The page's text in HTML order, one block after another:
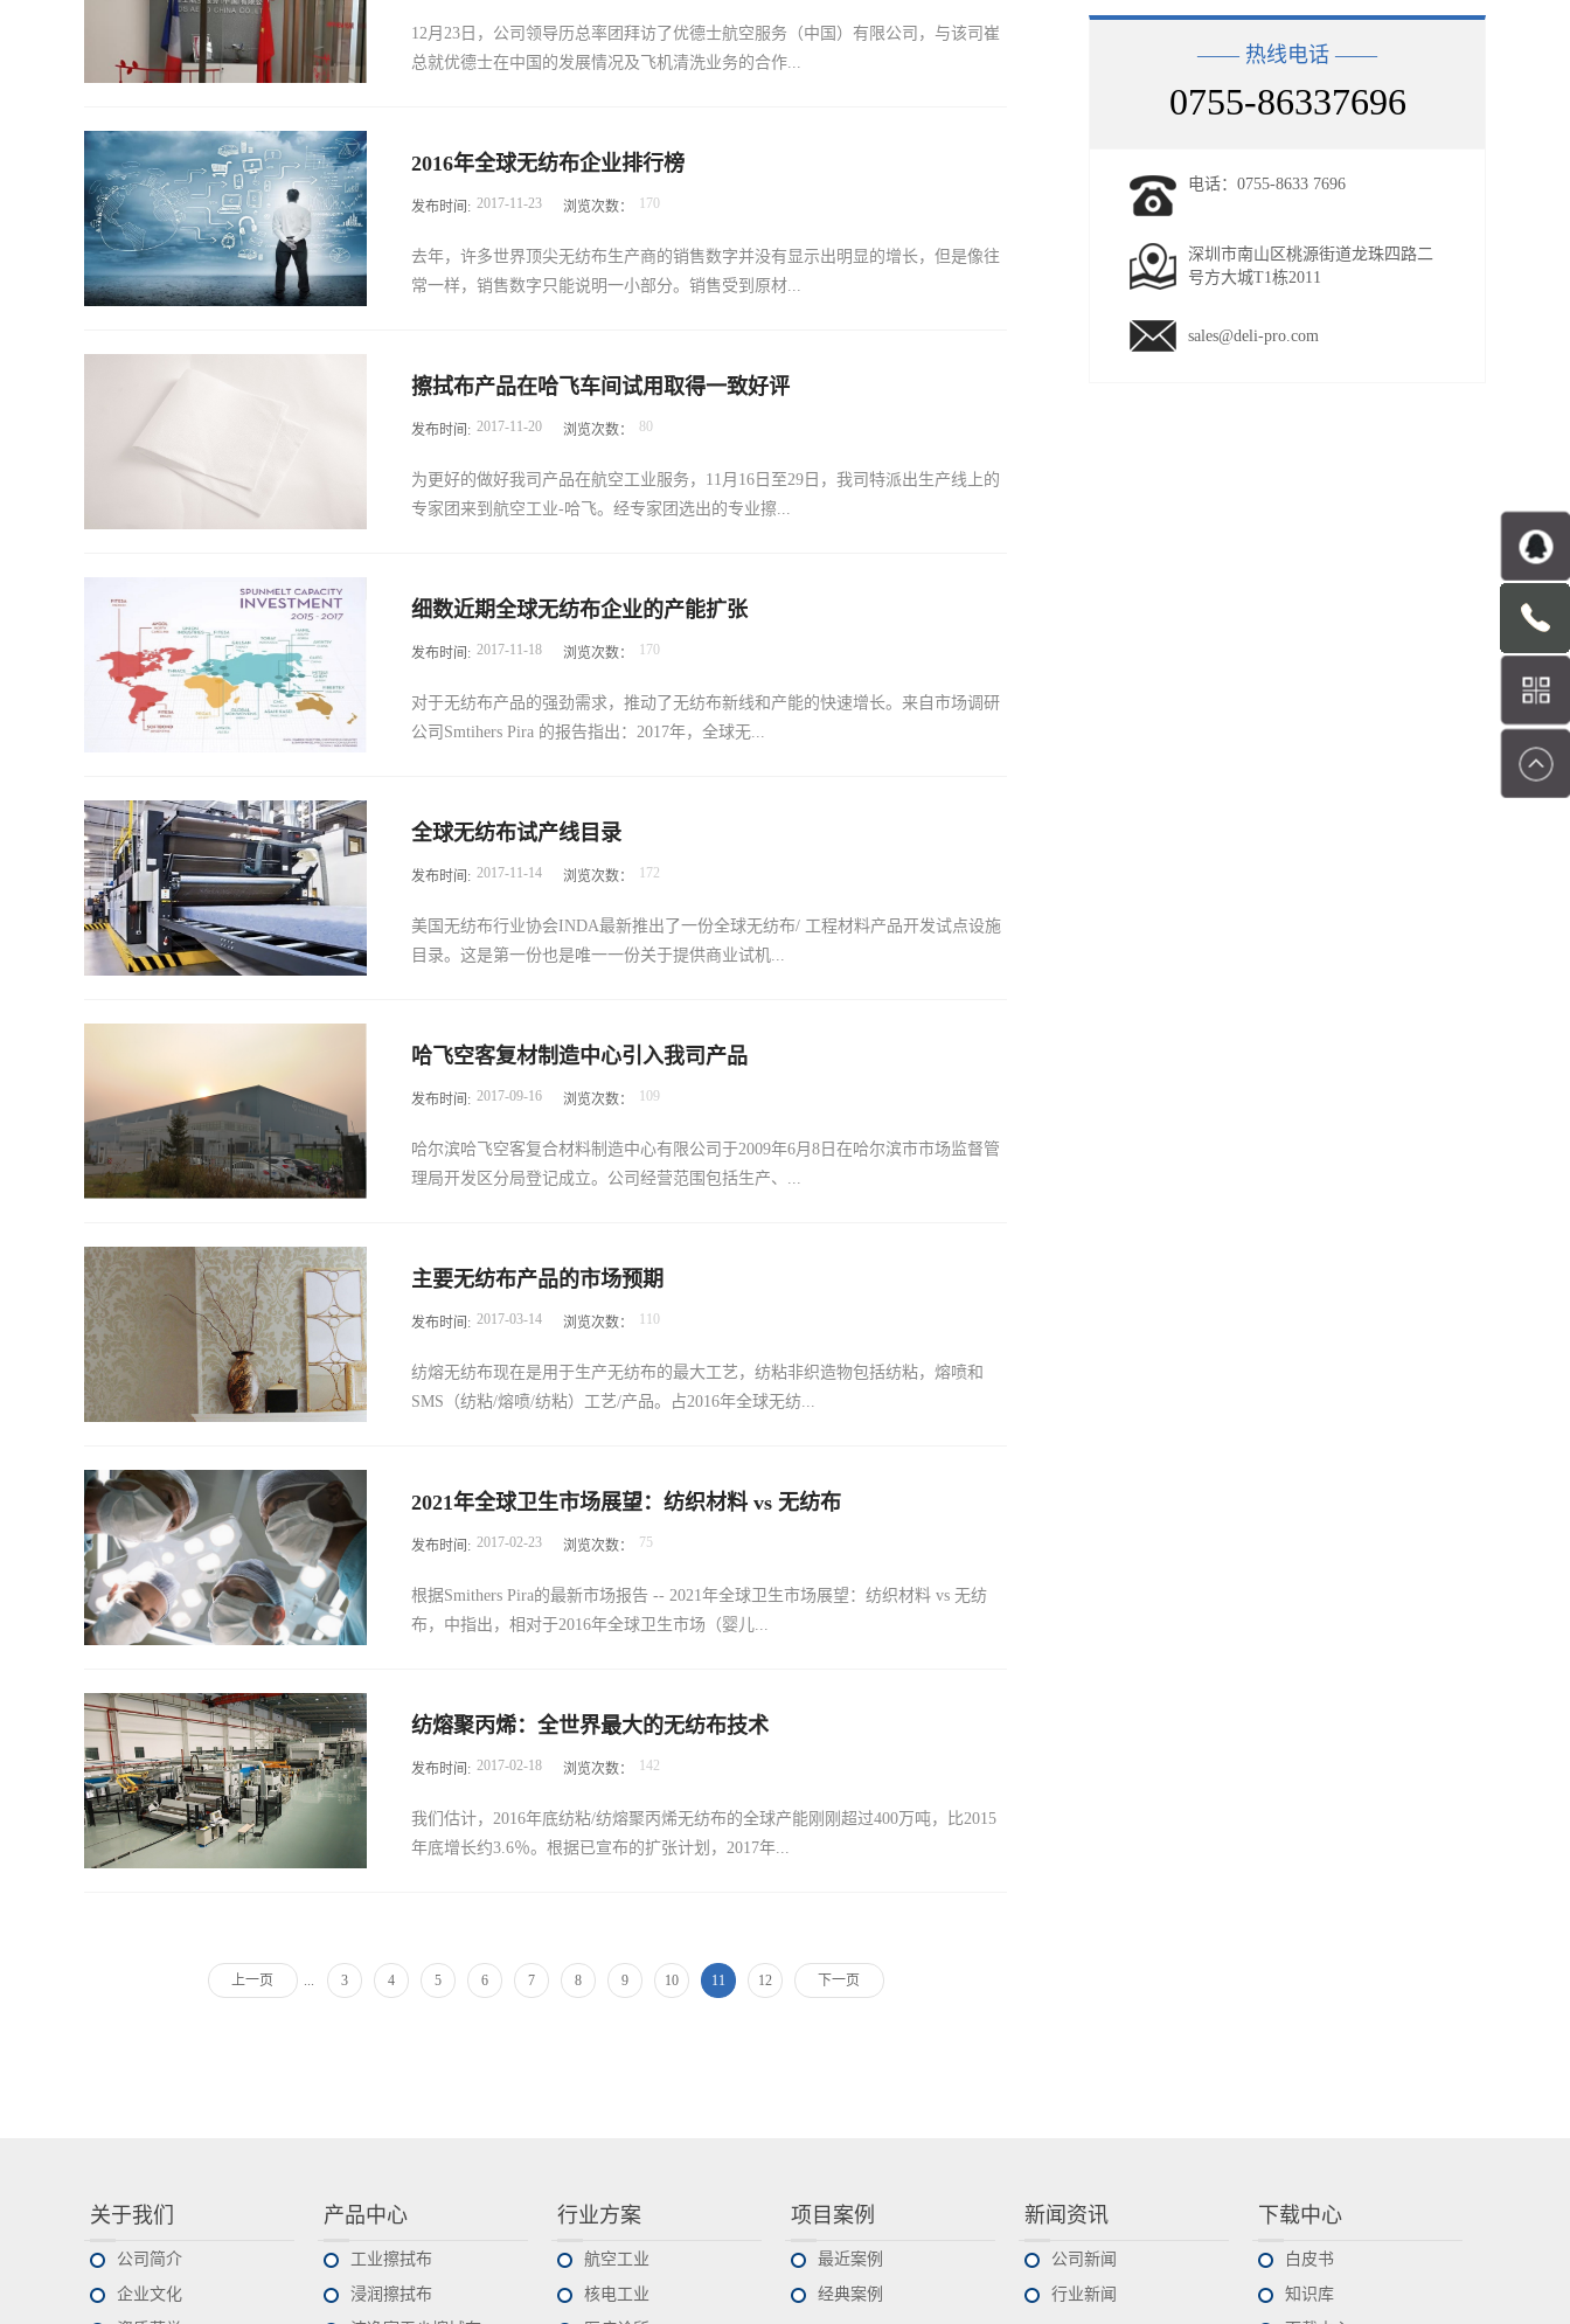
—— 热线电话 ——
0755-86337696
电话：0755-8633 7696
深圳市南山区桃源街道龙珠四路二
号方大城T1栋2011
sales@deli-pro.com
资所得税导管（Conduit）企业所有者导管公司是指通常以逃避或减少税收、转移或
累积利润等为目的而设立的公司。这类公司仅在所在国登记注册，以满足法律所要
业从事通用飞机和特种飞机研制生产的飞机主制造商，主要承担通用飞机和特种飞
机的部装、总装、试飞、产品交付、销售支持服务，以及飞机复合材料零部件制造
12月23日，公司领导历总率团拜访了优德士航空服务（中国）有限公司，与该司崔
总就优德士在中国的发展情况及飞机清洗业务的合作...
模式做了详细探讨。法国UUDS集团成立于1981年，主营业务包括：飞机改型方案
级飞机外表干洗技术与服务，独创的全机消杀与灭活技术等。集团拥有EASA
的专业客舱维修与维护技术。 本次会议，确定初步确定了双方的合作模式，并对
我司的产品选型提出了初步方案，为今后在民航飞机清洗业务上的合作奠定了良好
2016年全球无纺布企业排行榜
去年，许多世界顶尖无纺布生产商的销售数字并没有显示出明显的增长，但是像往
常一样，销售数字只能说明一小部分。销售受到原材...
料价格和货币汇率的负面影响，但是所有市场和地区的销售量都在持续上升。伴随
上，新增两家新公司 - 浙江金三发集团和兴泰无纺制品有限公司，这两家都是中国
更多的来自中国的有影响力的企业。除了新公司外，本榜单中现有的公司也发生很
多变化。杜邦今年是全球第五大无纺布生产商，正在与化学巨头陶氏合并，这将给
榜单包括40余个位于世界各地的无纺布生产商。虽然许多领先的公司都位于美国和
的公司继续投资和发展，未来几年肯定会看到排名的攀升。然而，即使成熟市场也
依然受到关注。土耳其的Mogul，Fibertex Personal Care和Sandler也都进入美国市
发布时间: 2017-11-23 浏览次数： 170
擦拭布产品在哈飞车间试用取得一致好评
为更好的做好我司产品在航空工业服务，11月16日至29日，我司特派出生产线上的
专家团来到航空工业-哈飞。经专家团选出的专业擦...
拭布在哈飞车间进行了严谨周密的实地测试，我司产品不仅满足了生产过程中对油
优势，如抗静电、不掉毛、不含卤素杂质等，对清洁表面不会产品二次污染。经过
发布时间: 2017-11-20 浏览次数： 80
细数近期全球无纺布企业的产能扩张
对于无纺布产品的强劲需求，推动了无纺布新线和产能的快速增长。来自市场调研
公司Smtihers Pira 的报告指出：2017年，全球无...
纺布市场总量为1010万吨或2698亿平方米，423亿美元，预计到2022年将达到1360
（吨），7.2％（平方米）和6.3％（美元）。 尽管无纺布的全球增长率仍然保持在
的放缓反映出亚洲（中国），南美洲（巴西）以及欧洲部分地区的增长预期将低于
历史数据。根据使用方式，无纺布可以分为两大类：一次性和耐用。一次性无纺布
可以多次使用，例如：过滤材料、汽车地垫、床垫材料、道路中的土工布和杂草控
—— 市场需求的增加和设备技术的更新。下面，让我们逐一细数各个地区的无纺布
新线和产能增长。亚洲地区对于一次性产品的强劲需求，一方面反映了亚洲不断增
发布时间: 2017-11-18 浏览次数： 170
全球无纺布试产线目录
美国无纺布行业协会INDA最新推出了一份全球无纺布/ 工程材料产品开发试点设施
目录。这是第一份也是唯一一份关于提供商业试机...
的设施地点的简报，对于实现新型无布纺或是新构造材料开发试验的的企业非常有
导致的成本太高，而小规模的试产设备可以满足对样品的需求。该目录详细列出位
产量上限都进行了简要说明。其中14家企业或机构位于美国，15家位于欧洲，3家
位于亚洲。目录中唯一一条在中国的试产线是安德里茨公司上方于无锡的针刺线。
级打孔 针线-宽度3.5米，GSM 300-2400克莱姆森大学材料科学与工程学院，南卡罗
发布时间: 2017-11-14 浏览次数： 172
哈飞空客复材制造中心引入我司产品
哈尔滨哈飞空客复合材料制造中心有限公司于2009年6月8日在哈尔滨市市场监督管
理局开发区分局登记成立。公司经营范围包括生产、...
销售、向空客集团成员和或AirbusSAS指定空客供应商提交及交付空客A350XWB及
准入，产品包含了环境控制、工业擦拭、安全防护等类型，同时，由于该司对德立
上会更加紧密。
发布时间: 2017-09-16 浏览次数： 109
主要无纺布产品的市场预期
纺熔无纺布现在是用于生产无纺布的最大工艺，纺粘非织造物包括纺粘，熔喷和
SMS（纺粘/熔喷/纺粘）工艺/产品。占2016年全球无纺...
布消费量的48.8％。他们主导潜力巨大的卫生、医疗、液体过滤、建筑和屋顶的无
达到460万吨（1369亿平方米），价值156亿美元。预计到2021年，纺熔无纺布将达
场预计将增长至25亿美元，相当于82亿平方米或654,500吨。这是基于2017年市场价
值18亿美元，65亿平方米（506,600吨） 的消费预期。2017-2022年预计年增长率分
来看，全球供求状况仍然平衡。 湿法无纺布在一些较传统的成熟市场中不断引
品。此外，耐用性特点使得这个类别能以更高的速度增长，壁纸和其他耐用产品的
增长率甚至更快。在处...
发布时间: 2017-03-14 浏览次数： 110
2021年全球卫生市场展望：纺织材料 vs 无纺布
根据Smithers Pira的最新市场报告 -- 2021年全球卫生市场展望：纺织材料 vs 无纺
布，中指出，相对于2016年全球卫生市场（婴儿...
尿布/尿裤，女性卫生巾和卫生棉条，成人失禁产品以及医疗和擦拭巾市场）消耗
值计算）。 该市场的无纺布部分预计将以2016年至2021年增长率两倍以上的速度发
面，无纺布工业抹布市场的发展得益于近期美国EPS 的新的环保要求。
发布时间: 2017-02-23 浏览次数： 75
纺熔聚丙烯：全世界最大的无纺布技术
我们估计，2016年底纺粘/纺熔聚丙烯无纺布的全球产能刚刚超过400万吨，比2015
年底增长约3.6％。根据已宣布的扩张计划，2017年...
在进行或宣布的扩张，我们预计2020年全球产能将达到430万吨，相当于2015年至
2020年期间约为2％年增长率。这一能力扩张速度相比2010-2015年的每年5.3％增长
充分利用新的更高产出能力，实现更低的现金成本。 按地区和基于已经宣布的
项目，2015 - 2017年在南亚的产能增长预计每年超过10％...
发布时间: 2017-02-18 浏览次数： 142
上一页 3 4 5 6 7 8 9 10 11 12 下一页
关于我们
公司简介
企业文化
产品中心
工业擦拭布
浸润擦拭布
行业方案
航空工业
核电工业
项目案例
最近案例
经典案例
新闻资讯
公司新闻
行业新闻
下载中心
白皮书
知识库